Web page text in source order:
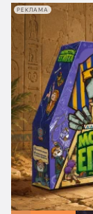
РЕКЛАМА